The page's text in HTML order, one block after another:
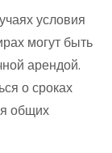
условия
могут быть
арендой.
о сроках
общих